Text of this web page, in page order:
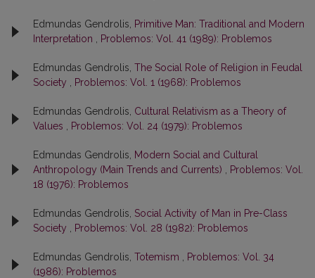
Edmundas Gendrolis,
Primitive Man: Traditional and Modern
Interpretation
Problemos: Vol. 41 (1989): Problemos
Edmundas Gendrolis, The Social Role of Religion in Feudal
Society
Problemos: Vol. 1 (1968): Problemos
Edmundas Gendrolis, Cultural Relativism as a Theory of
Values
Problemos: Vol. 24 (1979): Problemos
Edmundas Gendrolis,
Modern Social and Cultural
Anthropology (Main Trends and Currents)
Problemos: Vol.
18 (1976): Problemos
Edmundas Gendrolis, Social Activity of Man in Pre-Class
Society
Problemos: Vol. 28 (1982): Problemos
Edmundas Gendrolis, Totemism
Problemos: Vol. 34
(1986): Problemos